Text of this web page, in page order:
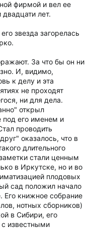
фирмой и вел ее
лет.
звезда загорелась
За что бы он ни
И, видимо,
к делу и эта
не проходят
ни для дела.
открыл
под его именем и
проводить
оказалось, что в
длительного
стали ценным
в Иркутске, но и во
плодовых
сад положил начало
Его книжное собрание
нотных сборников)
в Сибири, его
известными